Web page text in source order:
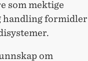
som mektige
handling formidler
om